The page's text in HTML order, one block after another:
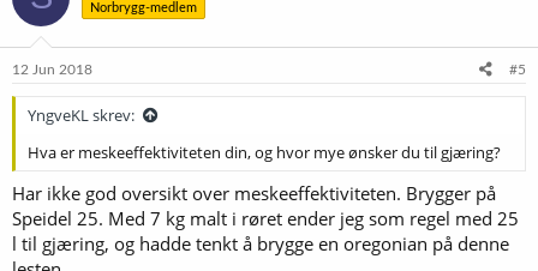
Norbrygg-medlem
12 Jun 2018 #5
YngveKL skrev:
Hva er meskeeffektiviteten din, og hvor mye ønsker du til gjæring?
Har ikke god oversikt over meskeeffektiviteten. Brygger på
Speidel 25. Med 7 kg malt i røret ender jeg som regel med 25
l til gjæring, og hadde tenkt å brygge en oregonian på denne